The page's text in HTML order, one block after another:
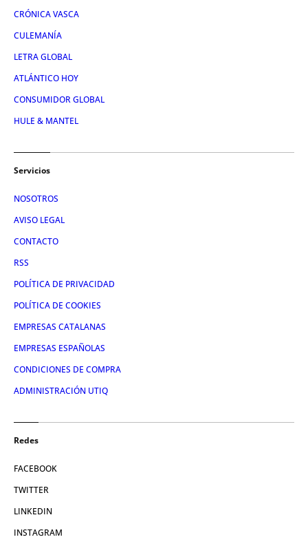
CRÓNICA VASCA
CULEMANÍA
LETRA GLOBAL
ATLÁNTICO HOY
CONSUMIDOR GLOBAL
HULE & MANTEL
Servicios
NOSOTROS
AVISO LEGAL
CONTACTO
RSS
POLÍTICA DE PRIVACIDAD
POLÍTICA DE COOKIES
EMPRESAS CATALANAS
EMPRESAS ESPAÑOLAS
CONDICIONES DE COMPRA
ADMINISTRACIÓN UTIQ
Redes
FACEBOOK
TWITTER
LINKEDIN
INSTAGRAM